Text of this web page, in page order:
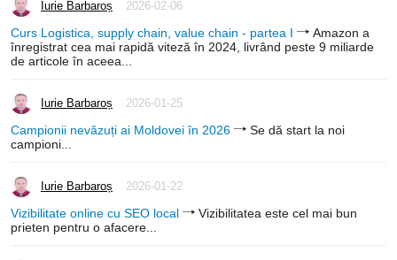
Iurie Barbaroș 2026-02-06
Curs Logistica, supply chain, value chain - partea I
Amazon a
înregistrat cea mai rapidă viteză în 2024, livrând peste 9 miliarde
de articole în aceea...
Iurie Barbaroș 2026-01-25
Campionii nevăzuți ai Moldovei în 2026
Se dă start la noi
campioni...
Iurie Barbaroș 2026-01-22
Vizibilitate online cu SEO local
Vizibilitatea este cel mai bun
prieten pentru o afacere...